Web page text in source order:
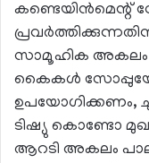
സാമൂഹിക അകലം
കൈകള്‍
ഉപയോഗിക്കണം,
ടിഷ്യു കൊണ്ടോ
ആറടി അകലം